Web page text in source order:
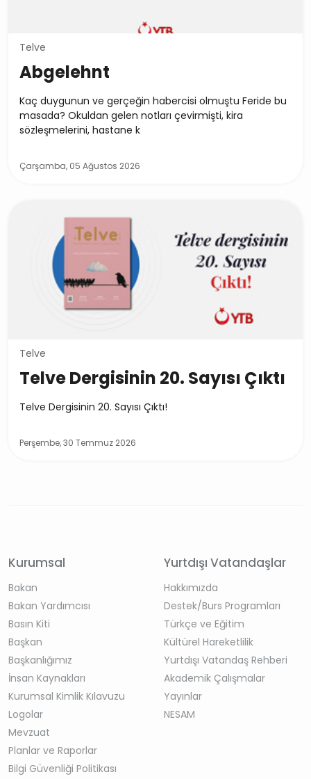
Telve
Abgelehnt
Kaç duygunun ve gerçeğin habercisi olmuştu Feride bu
masada? Okuldan gelen notları çevirmişti, kira
sözleşmelerini, hastane k
Çarşamba, 05 Ağustos 2026
Telve
Telve Dergisinin 20. Sayısı Çıktı
Telve Dergisinin 20. Sayısı Çıktı!
Perşembe, 30 Temmuz 2026
Kurumsal
Bakan
Bakan Yardımcısı
Basın Kiti
Başkan
Başkanlığımız
İnsan Kaynakları
Kurumsal Kimlik Kılavuzu
Logolar
Mevzuat
Planlar ve Raporlar
Bilgi Güvenliği Politikası
Yurtdışı Vatandaşlar
Hakkımızda
Destek/Burs Programları
Türkçe ve Eğitim
Kültürel Hareketlilik
Yurtdışı Vatandaş Rehberi
Akademik Çalışmalar
Yayınlar
NESAM